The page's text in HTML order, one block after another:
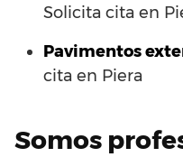
Solicita cita en
Pavimentos
cita en Piera
Somos